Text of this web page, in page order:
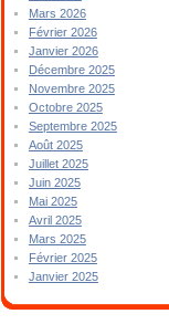
Mars 2026
Février 2026
Janvier 2026
Décembre 2025
Novembre 2025
Octobre 2025
Septembre 2025
Août 2025
Juillet 2025
Juin 2025
Mai 2025
Avril 2025
Mars 2025
Février 2025
Janvier 2025